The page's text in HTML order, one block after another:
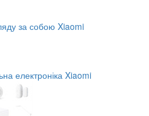
за собою Xiaomi
електроніка Xiaomi